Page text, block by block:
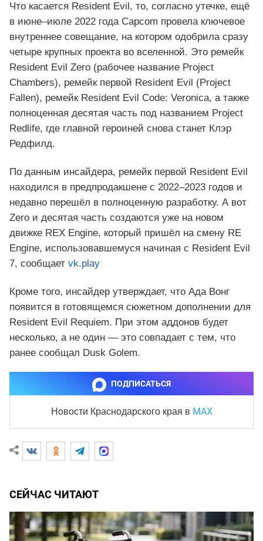
Что касается Resident Evil, то, согласно утечке, ещё
в июне–июле 2022 года Capcom провела ключевое
внутреннее совещание, на котором одобрила сразу
четыре крупных проекта во вселенной. Это ремейк
Resident Evil Zero (рабочее название Project
Chambers), ремейк первой Resident Evil (Project
Fallen), ремейк Resident Evil Code: Veronica, а также
полноценная десятая часть под названием Project
Redlife, где главной героиней снова станет Клэр
Редфилд.
По данным инсайдера, ремейк первой Resident Evil
находился в предпродакшене с 2022–2023 годов и
недавно перешёл в полноценную разработку. А вот
Zero и десятая часть создаются уже на новом
движке REX Engine, который пришёл на смену RE
Engine, использовавшемуся начиная с Resident Evil
7, сообщает vk.play
Кроме того, инсайдер утверждает, что Ада Вонг
появится в готовящемся сюжетном дополнении для
Resident Evil Requiem. При этом аддонов будет
несколько, а не один — это совпадает с тем, что
ранее сообщал Dusk Golem.
ПОДПИСАТЬСЯ
Новости Краснодарского края в MAX
СЕЙЧАС ЧИТАЮТ